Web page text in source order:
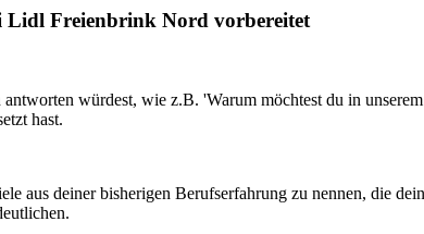
Lidl Freienbrink Nord vorbereitet
würdest, wie z.B. 'Warum möchtest du in
hast.
aus deiner bisherigen Berufserfahrung zu nennen, die